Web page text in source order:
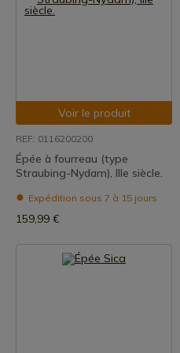
Voir le produit
REF: 0116200200
Épée à fourreau (type
Straubing-Nydam), IIIe siècle.
Expédition sous 7 à 15 jours
159,99 €